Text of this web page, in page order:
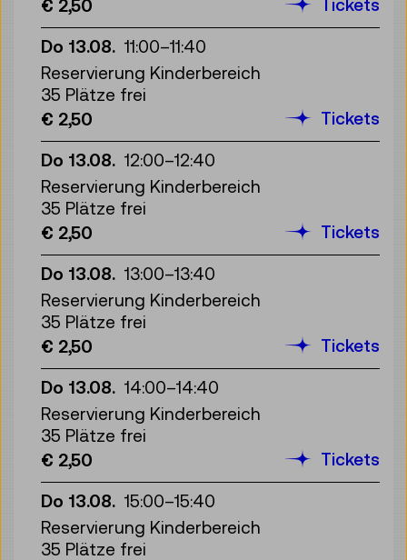
€ 2,50 Tickets
Do 13.08. 11:00–11:40
Reservierung Kinderbereich
35 Plätze frei
€ 2,50
Tickets
Do 13.08. 12:00–12:40
Reservierung Kinderbereich
35 Plätze frei
€ 2,50
Tickets
Do 13.08. 13:00–13:40
Reservierung Kinderbereich
35 Plätze frei
€ 2,50
Tickets
Do 13.08. 14:00–14:40
Reservierung Kinderbereich
35 Plätze frei
€ 2,50
Tickets
Do 13.08. 15:00–15:40
Reservierung Kinderbereich
35 Plätze frei